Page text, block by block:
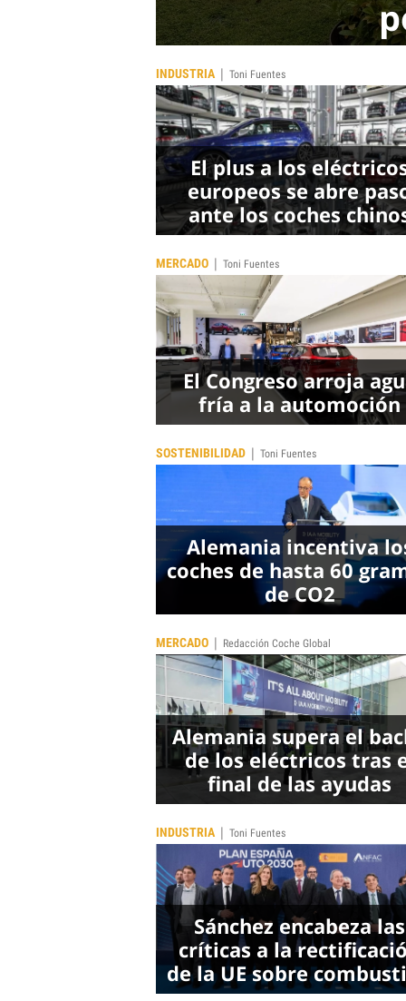
INDUSTRIA | Toni Fuentes
El plus a los
europeos se abre
ante los coches
MERCADO | Toni Fuentes
El Congreso arroja
fría a la automoción
SOSTENIBILIDAD | Toni Fuentes
Alemania incentiva
coches de hasta 60
de CO2
MERCADO | Redacción Coche Global
Alemania supera el
de los eléctricos tras
final de las ayudas
INDUSTRIA | Toni Fuentes
Sánchez encabeza las
críticas a la
de la UE sobre